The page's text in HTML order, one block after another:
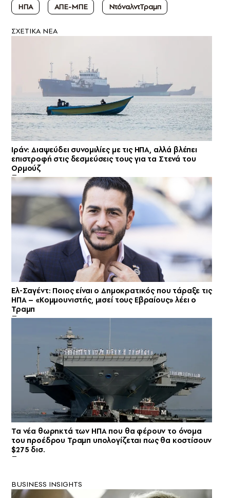
ΗΠΑ
ΑΠΕ-ΜΠΕ NτόναλντΤραμπ
ΣXETIKA NEA
Ιράν: Διαψεύδει συνομιλίες με τις ΗΠΑ, αλλά βλέπει
επιστροφή στις δεσμεύσεις τους για τα Στενά του
Ορμούζ
Ελ-Σαγέντ: Ποιος είναι ο Δημοκρατικός που τάραξε τις
ΗΠΑ – «Κομμουνιστής, μισεί τους Εβραίους» λέει ο
Τραμπ
Τα νέα θωρηκτά των ΗΠΑ που θα φέρουν το όνομα
του προέδρου Τραμπ υπολογίζεται πως θα κοστίσουν
$275 δισ.
BUSINESS INSIGHTS